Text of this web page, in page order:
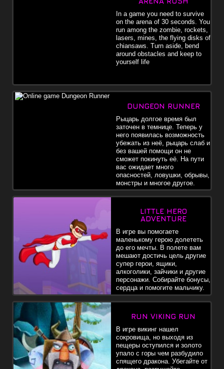
In a game you need to survive
on the arena of 30 seconds. You
run among the zombie, rockets,
lasers, mines, the flying disks of
chiansaws. Turn aside, bend
around obstacles and keep to
yourself life
DUNGEON RUNNER
Рыцарь долгое время был
заточен в темнице. Теперь у
него появилась возможность
убежать из неё, рыцарь слаб и
без вашей помощи он не
сможет покинуть её. На пути
вас ожидает много
опасностей, ловушки, обрывы,
монстры и многое другое.
LITTLE HERO
ADVENTURE
В игре вы помогаете
маленькому герою долететь
до его мечты. В полете вам
мешают достичь цель другие
супер герои, ящики,
алкоголики, зайчики и другие
персонажи. Собирайте бонусы,
сердца и помогите мальчику.
RUN VIKING RUN
В игре викинг нашел
сокровища, но выходя из
пещеры оступился и золото
упало с горы чем разбудило
спящего дракона. Убегайте от